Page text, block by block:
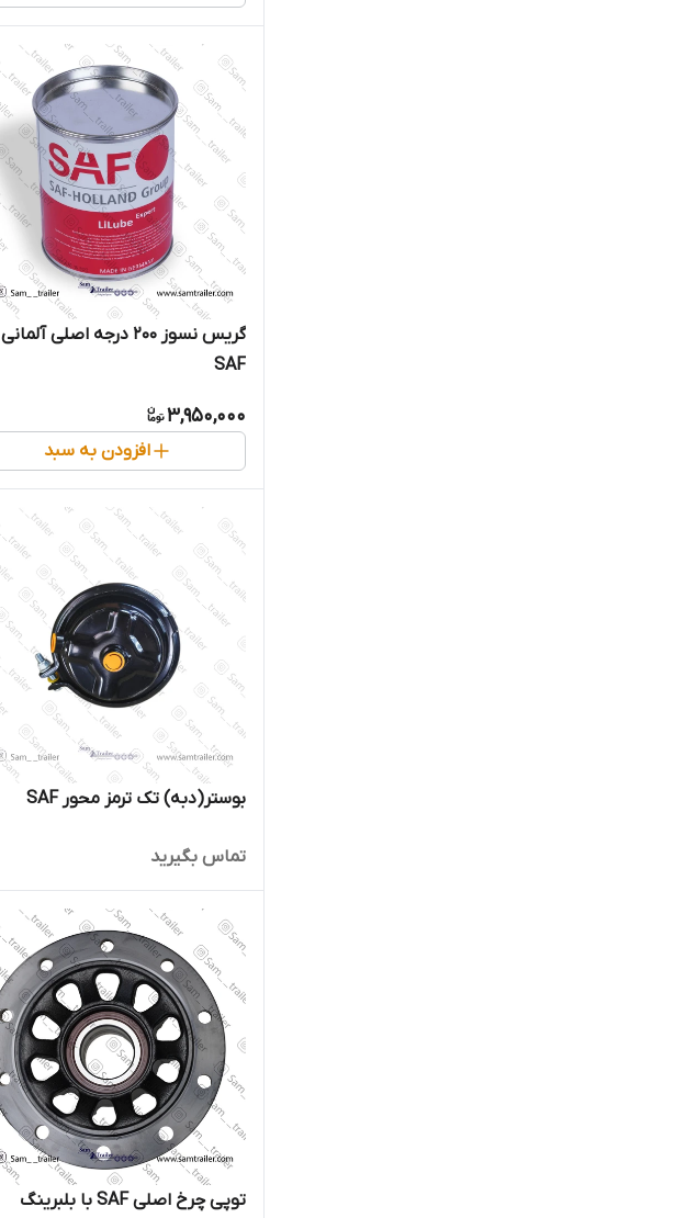
گریس نسوز 200 درجه اصلی آلمانی
SAF
3,950,000
افزودن به سبد
بوستر(دبه) تک ترمز محور SAF
تماس بگیرید
توپی چرخ اصلی SAF با بلبرینگ